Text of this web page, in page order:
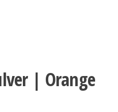
| Orange